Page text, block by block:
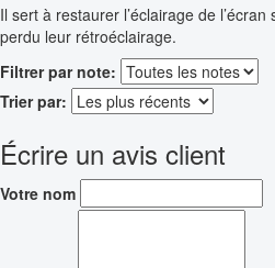
Il sert à restaurer l’éclairage de
perdu leur rétroéclairage.
Filtrer par note:
Trier par:
Écrire un avis client
Votre nom